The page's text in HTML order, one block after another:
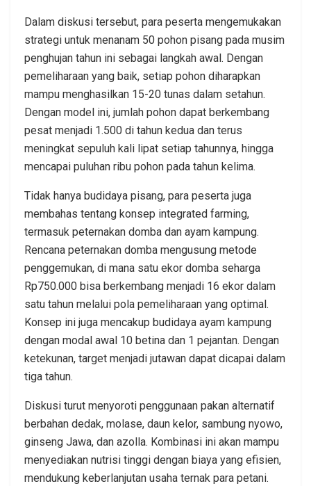
Dalam diskusi tersebut, para peserta mengemukakan
strategi untuk menanam 50 pohon pisang pada musim
penghujan tahun ini sebagai langkah awal. Dengan
pemeliharaan yang baik, setiap pohon diharapkan
mampu menghasilkan 15-20 tunas dalam setahun.
Dengan model ini, jumlah pohon dapat berkembang
pesat menjadi 1.500 di tahun kedua dan terus
meningkat sepuluh kali lipat setiap tahunnya, hingga
mencapai puluhan ribu pohon pada tahun kelima.
Tidak hanya budidaya pisang, para peserta juga
membahas tentang konsep integrated farming,
termasuk peternakan domba dan ayam kampung.
Rencana peternakan domba mengusung metode
penggemukan, di mana satu ekor domba seharga
Rp750.000 bisa berkembang menjadi 16 ekor dalam
satu tahun melalui pola pemeliharaan yang optimal.
Konsep ini juga mencakup budidaya ayam kampung
dengan modal awal 10 betina dan 1 pejantan. Dengan
ketekunan, target menjadi jutawan dapat dicapai dalam
tiga tahun.
Diskusi turut menyoroti penggunaan pakan alternatif
berbahan dedak, molase, daun kelor, sambung nyowo,
ginseng Jawa, dan azolla. Kombinasi ini akan mampu
menyediakan nutrisi tinggi dengan biaya yang efisien,
mendukung keberlanjutan usaha ternak para petani.